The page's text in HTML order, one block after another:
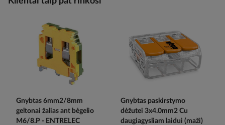
Gnybtas 6mm2/8mm
geltonai žalias ant bėgelio
M6/8.P - ENTRELEC
Gnybtas paskirstymo
dėžutei 3x4.0mm2 Cu
daugiagysliam laidui (maži)